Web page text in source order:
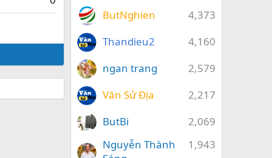
4,373
ButNghien
4,160
Thandieu2
2,579
ngan trang
2,217
Văn Sử Địa
2,069
ButBi
1,943
Nguyễn Thành